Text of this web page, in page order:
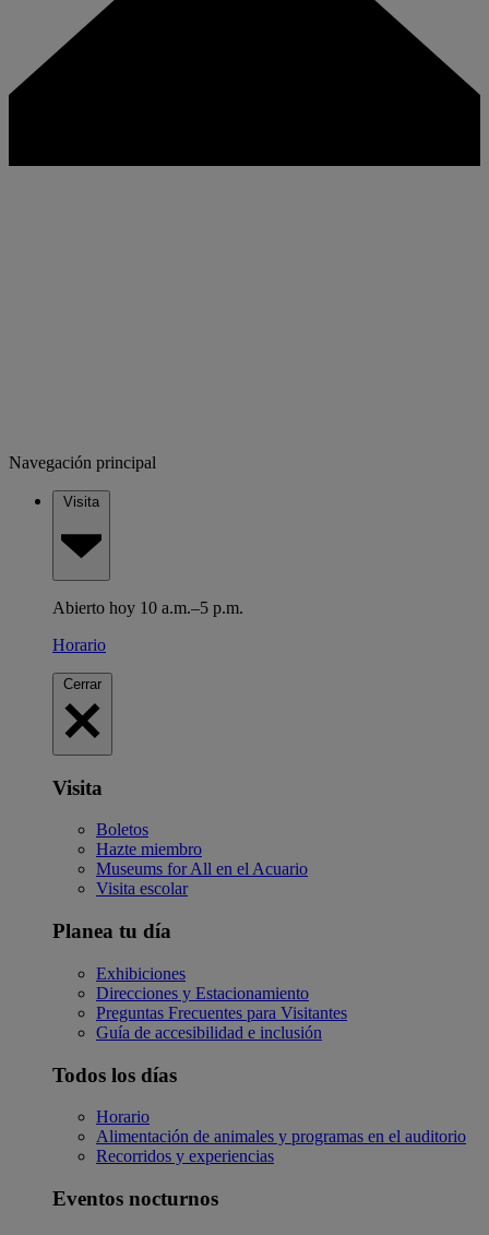
Navegación principal
Visita
Abierto hoy 10 a.m.–5 p.m.
Horario
Cerrar
Visita
Boletos
Hazte miembro
Museums for All en el Acuario
Visita escolar
Planea tu día
Exhibiciones
Direcciones y Estacionamiento
Preguntas Frecuentes para Visitantes
Guía de accesibilidad e inclusión
Todos los días
Horario
Alimentación de animales y programas en el auditorio
Recorridos y experiencias
Eventos nocturnos